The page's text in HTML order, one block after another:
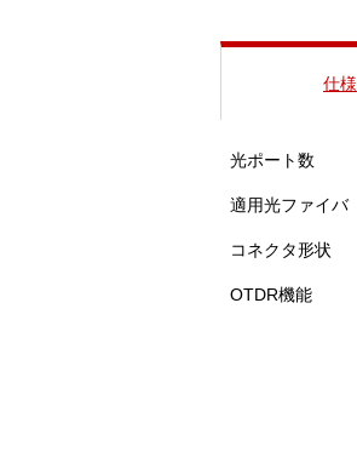
仕様
光ポート数
適用光ファイバ
コネクタ形状
OTDR機能